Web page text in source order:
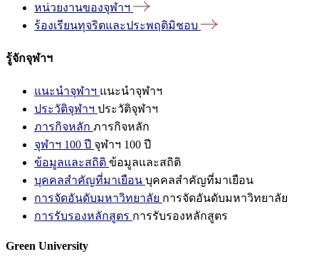
หน่วยงานของจุฬาฯ
ร้องเรียนทุจริตและประพฤติมิชอบ
รู้จักจุฬาฯ
แนะนำจุฬาฯ แนะนำจุฬาฯ
ประวัติจุฬาฯ ประวัติจุฬาฯ
ภารกิจหลัก ภารกิจหลัก
จุฬาฯ 100 ปี จุฬาฯ 100 ปี
ข้อมูลและสถิติ ข้อมูลและสถิติ
บุคคลสำคัญที่มาเยือน บุคคลสำคัญที่มาเยือน
การจัดอันดับมหาวิทยาลัย การจัดอันดับมหาวิทยาลัย
การรับรองหลักสูตร การรับรองหลักสูตร
Green University